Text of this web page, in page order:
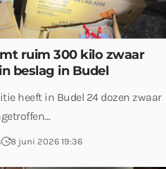
ruim 300 kilo zwaar
beslag in Budel
heeft in Budel 24 dozen zwaar
8 juni 2026 19:36